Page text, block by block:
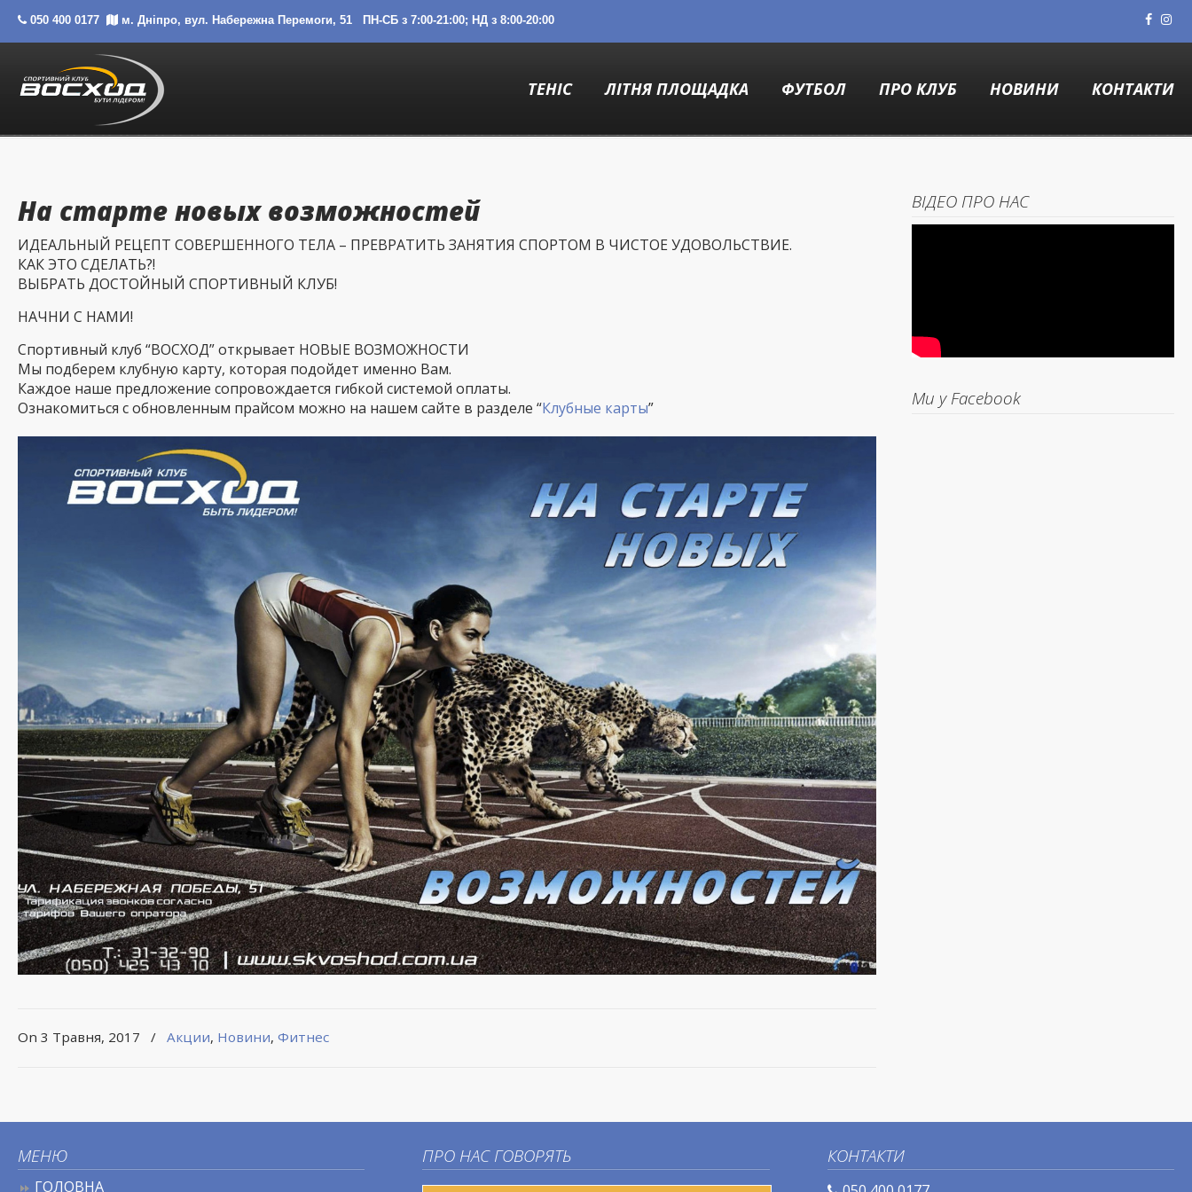
050 400 0177 м. Дніпро, вул. Набережна Перемоги, 51 ПН-СБ з 7:00-21:00; НД з 8:00-20:00
ТЕНІС ЛІТНЯ ПЛОЩАДКА ФУТБОЛ ПРО КЛУБ НОВИНИ КОНТАКТИ
На старте новых возможностей
ИДЕАЛЬНЫЙ РЕЦЕПТ СОВЕРШЕННОГО ТЕЛА – ПРЕВРАТИТЬ ЗАНЯТИЯ СПОРТОМ В ЧИСТОЕ УДОВОЛЬСТВИЕ.
КАК ЭТО СДЕЛАТЬ?!
ВЫБРАТЬ ДОСТОЙНЫЙ СПОРТИВНЫЙ КЛУБ!
НАЧНИ С НАМИ!
Спортивный клуб “ВОСХОД” открывает НОВЫЕ ВОЗМОЖНОСТИ
Мы подберем клубную карту, которая подойдет именно Вам.
Каждое наше предложение сопровождается гибкой системой оплаты.
Ознакомиться с обновленным прайсом можно на нашем сайте в разделе “Клубные карты”
On 3 Травня, 2017 / Акции, Новини, Фитнес
ВІДЕО ПРО НАС
Ми у Facebook
МЕНЮ
ГОЛОВНА
ПРО НАС ГОВОРЯТЬ КОНТАКТИ